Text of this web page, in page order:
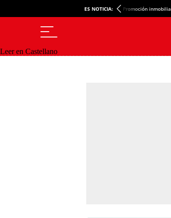
ES NOTICIA: Promoción
Leer en Castellano